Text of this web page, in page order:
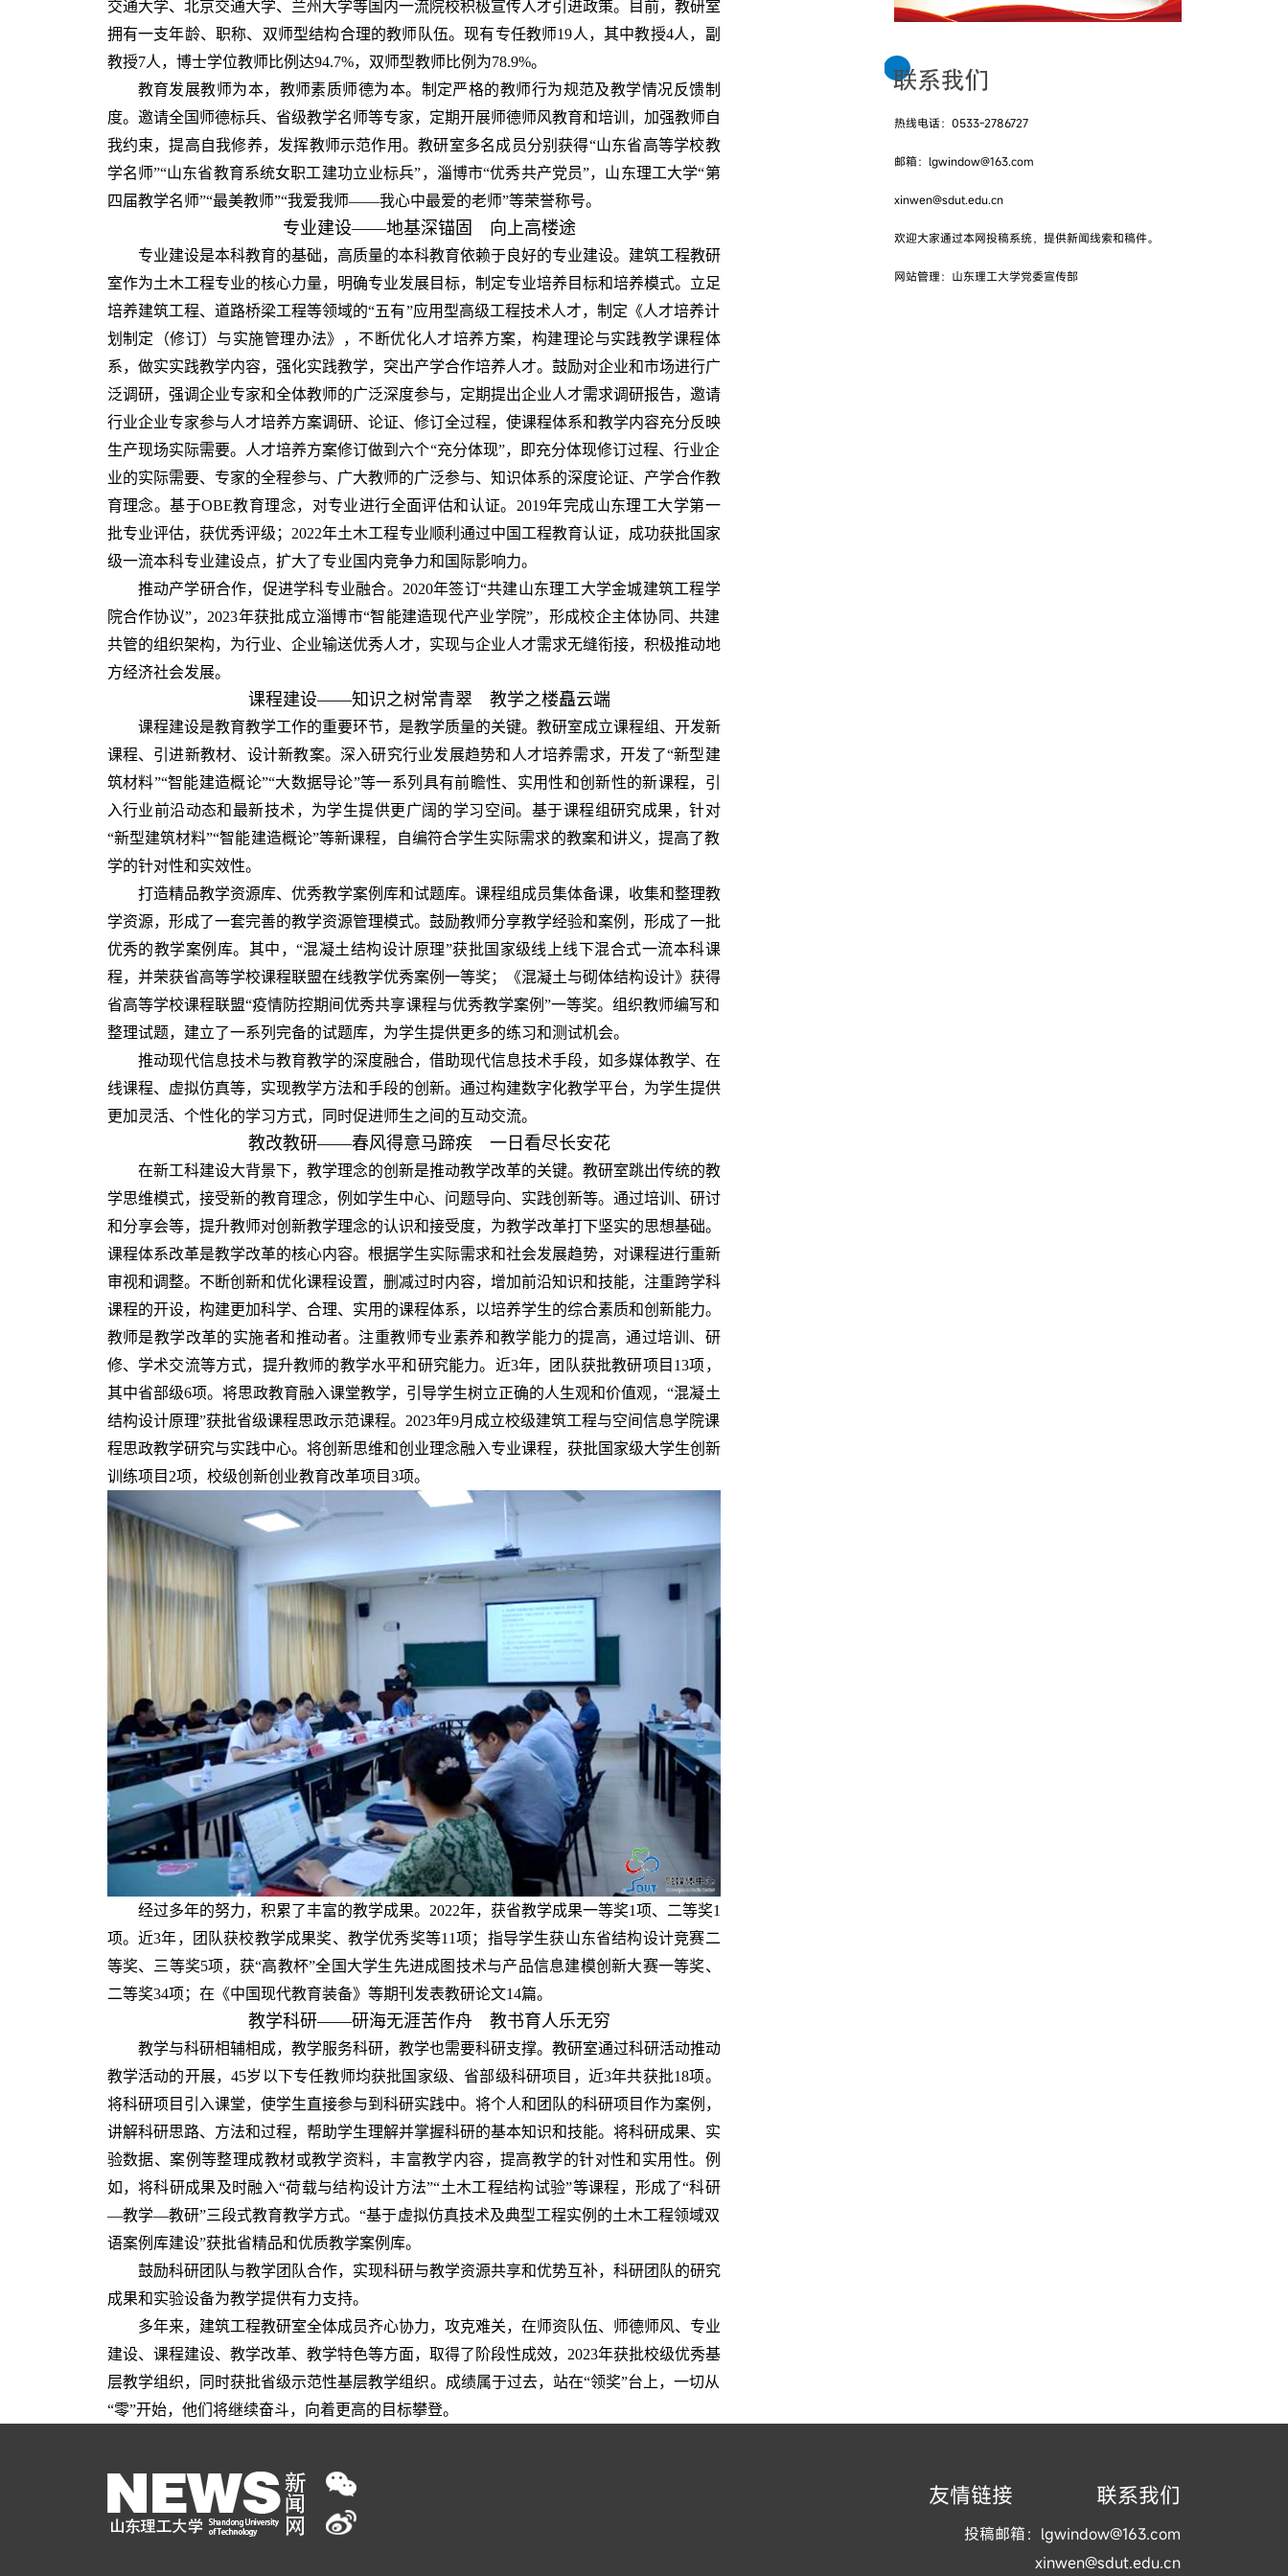
交通大学、北京交通大学、兰州大学等国内一流院校积极宣传人才引进政策。目前，教研室
拥有一支年龄、职称、双师型结构合理的教师队伍。现有专任教师19人，其中教授4人，副
教授7人，博士学位教师比例达94.7%，双师型教师比例为78.9%。
教育发展教师为本，教师素质师德为本。制定严格的教师行为规范及教学情况反馈制
度。邀请全国师德标兵、省级教学名师等专家，定期开展师德师风教育和培训，加强教师自
我约束，提高自我修养，发挥教师示范作用。教研室多名成员分别获得“山东省高等学校教
学名师”“山东省教育系统女职工建功立业标兵”，淄博市“优秀共产党员”，山东理工大学“第
四届教学名师”“最美教师”“我爱我师——我心中最爱的老师”等荣誉称号。
专业建设——地基深锚固 向上高楼途
专业建设是本科教育的基础，高质量的本科教育依赖于良好的专业建设。建筑工程教研
室作为土木工程专业的核心力量，明确专业发展目标，制定专业培养目标和培养模式。立足
培养建筑工程、道路桥梁工程等领域的“五有”应用型高级工程技术人才，制定《人才培养计
划制定（修订）与实施管理办法》，不断优化人才培养方案，构建理论与实践教学课程体
系，做实实践教学内容，强化实践教学，突出产学合作培养人才。鼓励对企业和市场进行广
泛调研，强调企业专家和全体教师的广泛深度参与，定期提出企业人才需求调研报告，邀请
行业企业专家参与人才培养方案调研、论证、修订全过程，使课程体系和教学内容充分反映
生产现场实际需要。人才培养方案修订做到六个“充分体现”，即充分体现修订过程、行业企
业的实际需要、专家的全程参与、广大教师的广泛参与、知识体系的深度论证、产学合作教
育理念。基于OBE教育理念，对专业进行全面评估和认证。2019年完成山东理工大学第一
批专业评估，获优秀评级；2022年土木工程专业顺利通过中国工程教育认证，成功获批国家
级一流本科专业建设点，扩大了专业国内竞争力和国际影响力。
推动产学研合作，促进学科专业融合。2020年签订“共建山东理工大学金城建筑工程学
院合作协议”，2023年获批成立淄博市“智能建造现代产业学院”，形成校企主体协同、共建
共管的组织架构，为行业、企业输送优秀人才，实现与企业人才需求无缝衔接，积极推动地
方经济社会发展。
课程建设——知识之树常青翠 教学之楼矗云端
课程建设是教育教学工作的重要环节，是教学质量的关键。教研室成立课程组、开发新
课程、引进新教材、设计新教案。深入研究行业发展趋势和人才培养需求，开发了“新型建
筑材料”“智能建造概论”“大数据导论”等一系列具有前瞻性、实用性和创新性的新课程，引
入行业前沿动态和最新技术，为学生提供更广阔的学习空间。基于课程组研究成果，针对
“新型建筑材料”“智能建造概论”等新课程，自编符合学生实际需求的教案和讲义，提高了教
学的针对性和实效性。
打造精品教学资源库、优秀教学案例库和试题库。课程组成员集体备课，收集和整理教
学资源，形成了一套完善的教学资源管理模式。鼓励教师分享教学经验和案例，形成了一批
优秀的教学案例库。其中，“混凝土结构设计原理”获批国家级线上线下混合式一流本科课
程，并荣获省高等学校课程联盟在线教学优秀案例一等奖；《混凝土与砌体结构设计》获得
省高等学校课程联盟“疫情防控期间优秀共享课程与优秀教学案例”一等奖。组织教师编写和
整理试题，建立了一系列完备的试题库，为学生提供更多的练习和测试机会。
推动现代信息技术与教育教学的深度融合，借助现代信息技术手段，如多媒体教学、在
线课程、虚拟仿真等，实现教学方法和手段的创新。通过构建数字化教学平台，为学生提供
更加灵活、个性化的学习方式，同时促进师生之间的互动交流。
教改教研——春风得意马蹄疾 一日看尽长安花
在新工科建设大背景下，教学理念的创新是推动教学改革的关键。教研室跳出传统的教
学思维模式，接受新的教育理念，例如学生中心、问题导向、实践创新等。通过培训、研讨
和分享会等，提升教师对创新教学理念的认识和接受度，为教学改革打下坚实的思想基础。
课程体系改革是教学改革的核心内容。根据学生实际需求和社会发展趋势，对课程进行重新
审视和调整。不断创新和优化课程设置，删减过时内容，增加前沿知识和技能，注重跨学科
课程的开设，构建更加科学、合理、实用的课程体系，以培养学生的综合素质和创新能力。
教师是教学改革的实施者和推动者。注重教师专业素养和教学能力的提高，通过培训、研
修、学术交流等方式，提升教师的教学水平和研究能力。近3年，团队获批教研项目13项，
其中省部级6项。将思政教育融入课堂教学，引导学生树立正确的人生观和价值观，“混凝土
结构设计原理”获批省级课程思政示范课程。2023年9月成立校级建筑工程与空间信息学院课
程思政教学研究与实践中心。将创新思维和创业理念融入专业课程，获批国家级大学生创新
训练项目2项，校级创新创业教育改革项目3项。
经过多年的努力，积累了丰富的教学成果。2022年，获省教学成果一等奖1项、二等奖1
项。近3年，团队获校教学成果奖、教学优秀奖等11项；指导学生获山东省结构设计竞赛二
等奖、三等奖5项，获“高教杯”全国大学生先进成图技术与产品信息建模创新大赛一等奖、
二等奖34项；在《中国现代教育装备》等期刊发表教研论文14篇。
教学科研——研海无涯苦作舟 教书育人乐无穷
教学与科研相辅相成，教学服务科研，教学也需要科研支撑。教研室通过科研活动推动
教学活动的开展，45岁以下专任教师均获批国家级、省部级科研项目，近3年共获批18项。
将科研项目引入课堂，使学生直接参与到科研实践中。将个人和团队的科研项目作为案例，
讲解科研思路、方法和过程，帮助学生理解并掌握科研的基本知识和技能。将科研成果、实
验数据、案例等整理成教材或教学资料，丰富教学内容，提高教学的针对性和实用性。例
如，将科研成果及时融入“荷载与结构设计方法”“土木工程结构试验”等课程，形成了“科研
—教学—教研”三段式教育教学方式。“基于虚拟仿真技术及典型工程实例的土木工程领域双
语案例库建设”获批省精品和优质教学案例库。
鼓励科研团队与教学团队合作，实现科研与教学资源共享和优势互补，科研团队的研究
成果和实验设备为教学提供有力支持。
多年来，建筑工程教研室全体成员齐心协力，攻克难关，在师资队伍、师德师风、专业
建设、课程建设、教学改革、教学特色等方面，取得了阶段性成效，2023年获批校级优秀基
层教学组织，同时获批省级示范性基层教学组织。成绩属于过去，站在“领奖”台上，一切从
“零”开始，他们将继续奋斗，向着更高的目标攀登。
热线电话：0533-2786727
邮箱：lgwindow@163.com
xinwen@sdut.edu.cn
欢迎大家通过本网投稿系统，提供新闻线索和稿件。
网站管理：山东理工大学党委宣传部
友情链接 联系我们
投稿邮箱：lgwindow@163.com
xinwen@sdut.edu.cn